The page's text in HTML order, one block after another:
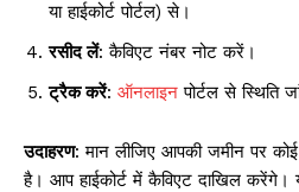
या हाईकोर्ट पोर्टल) से।
रसीद लें: कैविएट नंबर नोट करें।
ट्रैक करें: ऑनलाइन पोर्टल से स्थिति
उदाहरण: मान लीजिए आपकी जमीन पर
है। आप हाईकोर्ट में कैविएट दाखिल